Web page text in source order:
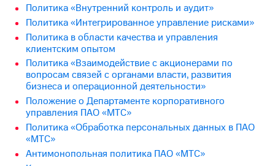
отчетность
Контакты
Новости
в
регионе
и акционерам
Корпоративное
управление
Корпоративный
секретарь
Политика «Внутренний контроль и аудит»
Политика «Интегрированное управление рисками»
Политика в области качества и управления
клиентским опытом
Политика «Взаимодействие с акционерами по
вопросам связей с органами власти, развития
бизнеса и операционной деятельности»
Положение о Департаменте корпоративного
управления ПАО «МТС»
Политика «Обработка персональных данных в ПАО
«МТС»
Антимонопольная политика ПАО «МТС»